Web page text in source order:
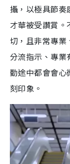
攝，以極具節奏
才華被受讚賞
切，且非常專業
分流指示、專業
勤途中都會會心
刻印象。